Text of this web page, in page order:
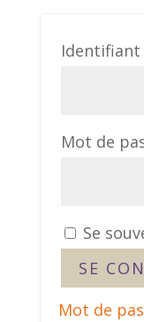
Identifiant
Mot de
Se
SE
Mot de